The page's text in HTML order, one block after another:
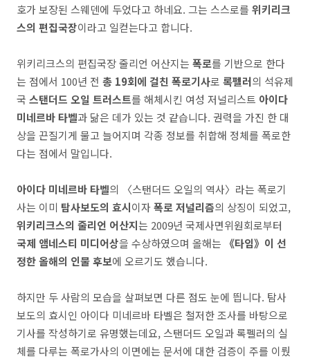
호가 보장된 스웨덴에 두었다고 하네요. 그는 스스로를 위키리크
스의 편집국장이라고 일컫는다고 합니다.
위키리크스의 편집국장 줄리언 어산지는 폭로를 기반으로 한다
는 점에서 100년 전 총 19회에 걸친 폭로기사로 록펠러의 석유제
국 스탠더드 오일 트러스트를 해체시킨 여성 저널리스트 아이다
미네르바 타벨과 닮은 데가 있는 것 같습니다. 권력을 가진 한 대
상을 끈질기게 물고 늘어지며 각종 정보를 취합해 정체를 폭로한
다는 점에서 말입니다.
아이다 미네르바 타벨의 〈스탠더드 오일의 역사〉라는 폭로기
사는 이미 탐사보도의 효시이자폭로 저널리즘의 상징이 되었고,
위키리크스의 줄리언 어산지는 2009년 국제사면위원회로부터
국제 앰네스티 미디어상을 수상하였으며 올해는
《타임》이 선
정한 올해의 인물 후보에 오르기도 했습니다.
하지만 두 사람의 모습을 살펴보면 다른 점도 눈에 띕니다. 탐사
보도의 효시인 아이다 미네르바 타벨은 철저한 조사를 바탕으로
기사를 작성하기로 유명했는데요, 스탠더드 오일과 록펠러의 실
체를 다루는 폭로가사의 이면에는 문서에 대한 검증이 주를 이뤘